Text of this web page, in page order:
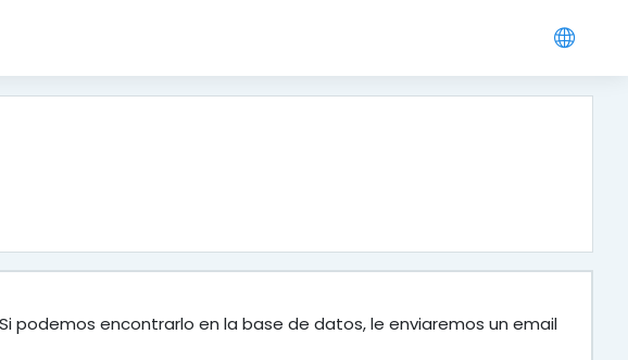
podemos encontrarlo en la base de datos, le enviaremos un email